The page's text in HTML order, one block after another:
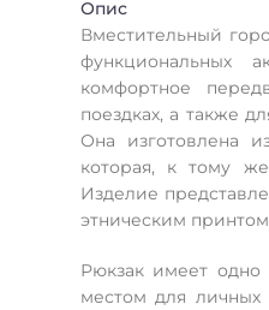
Опис
Вместительный
функциональных
комфортное
поездках, а также
Она изготовлена
которая, к тому
Изделие
этническим
Рюкзак имеет одно
местом для личных